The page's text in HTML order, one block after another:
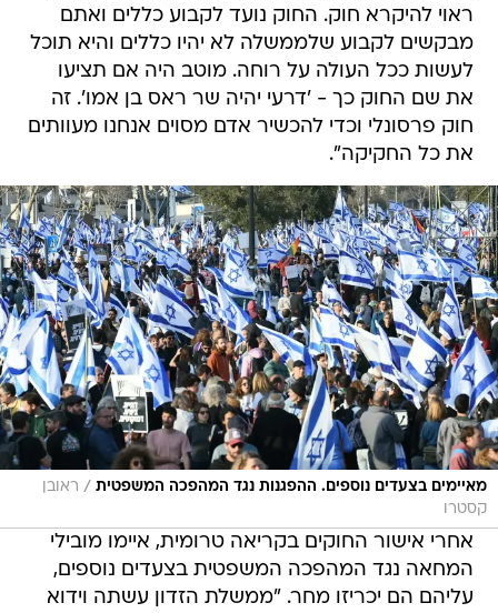
לעשות ככל העולה על רוחה. מוטב היה אם תציעו
את שם החוק כך - 'דרעי יהיה שר ראס בן אמו'. זה
חוק פרסונלי וכדי להכשיר אדם מסוים אנחנו מעוותים
את כל החקיקה".
מאיימים בצעדים נוספים. ההפגנות נגד המהפכה המשפטית /
ראובן
קסטרו
אחרי אישור החוקים בקריאה טרומית, איימו מובילי
המחאה נגד המהפכה המשפטית בצעדים נוספים,
עליהם הם יכריזו מחר. "ממשלת הזדון עשתה וידוא
הריגה בכל סיכוי להידברות ומובילה את ישראל
למשבר חוקתי. זו לא רק הכרזת מלחמה נגד עם